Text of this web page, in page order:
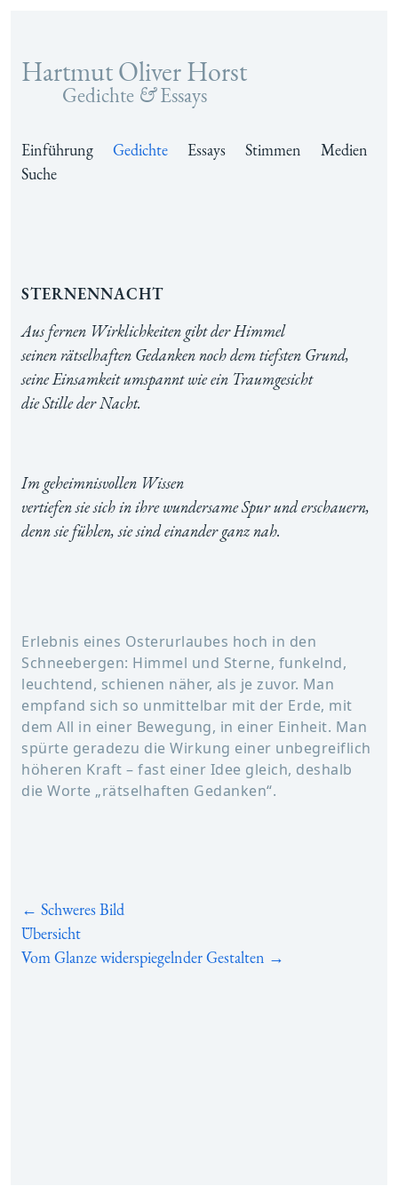
Zum Inhalt springen
Hartmut Oliver Horst
Gedichte &Essays
Einführung Gedichte Essays Stimmen
Medien
Suche
Sternennacht
Aus fernen Wirklichkeiten gibt der Himmel
seinen rätselhaften Gedanken noch dem tiefsten Grund,
seine Einsamkeit umspannt wie ein Traumgesicht
die Stille der Nacht.
Im geheimnisvollen Wissen
vertiefen sie sich in ihre wundersame Spur und erschauern,
denn sie fühlen, sie sind einander ganz nah.
Erlebnis eines Osterurlaubes hoch in den
Schneebergen: Himmel und Sterne, funkelnd,
leuchtend, schienen näher, als je zuvor. Man
empfand sich so unmittelbar mit der Erde, mit
dem All in einer Bewegung, in einer Einheit. Man
spürte geradezu die Wirkung einer unbegreiflich
höheren Kraft – fast einer Idee gleich, deshalb
die Worte „rätselhaften Gedanken“.
← Schweres Bild
Übersicht
Vom Glanze widerspiegelnder Gestalten →